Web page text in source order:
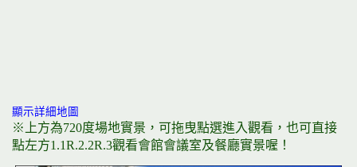
顯示詳細地圖
※上方為720度場地實景，可拖曳點選進入觀看，也可直接
點左方1.1R.2.2R.3觀看會館會議室及餐廳實景喔！